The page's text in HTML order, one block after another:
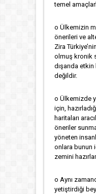
temel
o Ülkemizin
önerileri ve
Zira
olmuş kronik
dışarıda
değildir.
o Ülkemizde
için,
haritaları
öneriler
yöneten
onlara bunun
zemini
o Aynı
yetiştirdiği